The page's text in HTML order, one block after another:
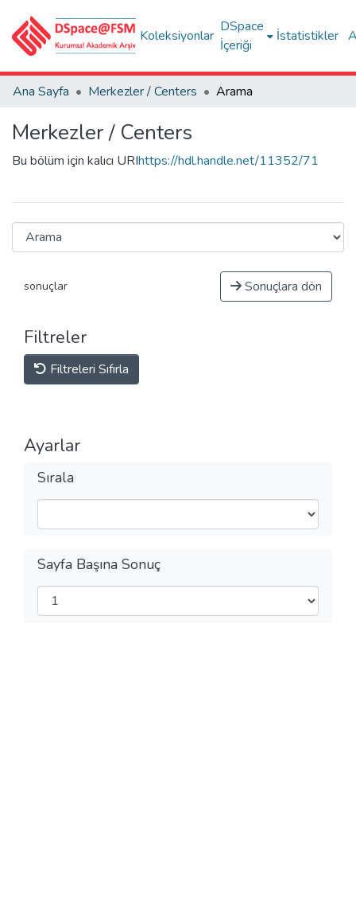
Koleksiyonlar
DSpace
İçeriği
İstatistikler
Ana Sayfa Merkezler / Centers Arama
Merkezler / Centers
Bu bölüm için kalıcı URIhttps://hdl.handle.net/11352/71
sonuçlar Sonuçlara dön
Filtreler
Filtreleri Sıfırla
Ayarlar
Sırala
Sayfa Başına Sonuç